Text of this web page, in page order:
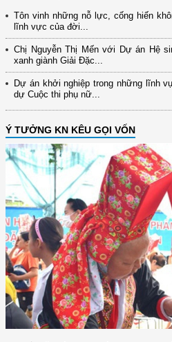
Tôn vinh những nỗ lực, cống hiến
lĩnh vực của đời...
Chị Nguyễn Thị Mến với Dự án Hệ
xanh giành Giải Đặc...
Dự án khởi nghiệp trong những lĩnh
dự Cuộc thi phụ nữ...
Ý TƯỞNG KN KÊU GỌI VỐN